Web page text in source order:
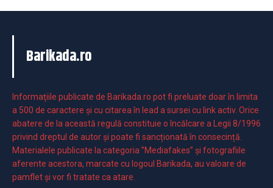
Barikada.ro
Informaţiile publicate de Barikada.ro pot fi preluate doar în limita
a 500 de caractere şi cu citarea în lead a sursei cu link activ. Orice
abatere de la această regulă constituie o încălcare a Legii 8/1996
privind dreptul de autor și poate fi sancționată în consecință.
Materialele publicate la categoria ”Mediafakes” și fotografiile
aferente acestora, marcate cu logoul Barikada, au valoare de
pamflet și vor fi tratate ca atare.